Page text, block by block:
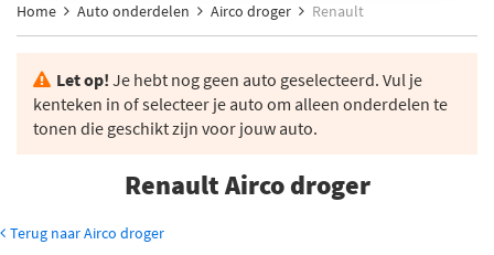
Home
Auto onderdelen Airco droger Renault
Let op! Je hebt nog geen auto geselecteerd. Vul je
kenteken in of selecteer je auto om alleen onderdelen te
tonen die geschikt zijn voor jouw auto.
Renault Airco droger
Terug naar Airco droger